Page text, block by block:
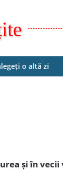
o altă zi
și în vecii